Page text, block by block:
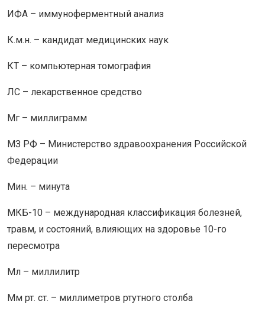
ИФА – иммуноферментный анализ
К.м.н. – кандидат медицинских наук
КТ – компьютерная томография
ЛС – лекарственное средство
Мг – миллиграмм
МЗ РФ – Министерство здравоохранения Российской
Федерации
Мин. – минута
МКБ-10 – международная классификация болезней,
травм, и состояний, влияющих на здоровье 10-го
пересмотра
Мл – миллилитр
Мм рт. ст. – миллиметров ртутного столба